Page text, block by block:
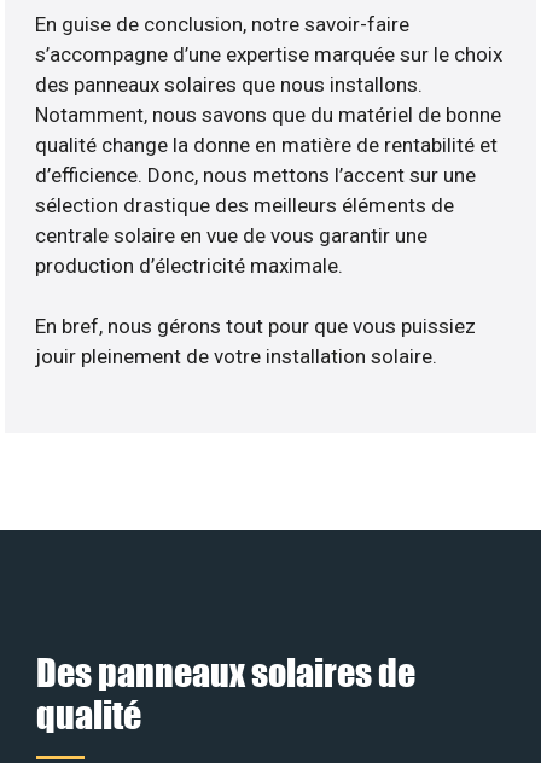
En guise de conclusion, notre savoir-faire
s’accompagne d’une expertise marquée sur le choix
des panneaux solaires que nous installons.
Notamment, nous savons que du matériel de bonne
qualité change la donne en matière de rentabilité et
d’efficience. Donc, nous mettons l’accent sur une
sélection drastique des meilleurs éléments de
centrale solaire en vue de vous garantir une
production d’électricité maximale.
En bref, nous gérons tout pour que vous puissiez
jouir pleinement de votre installation solaire.
Des panneaux solaires de
qualité